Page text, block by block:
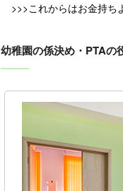
>>>これからはお金持ち
幼稚園の係決め・PTAの